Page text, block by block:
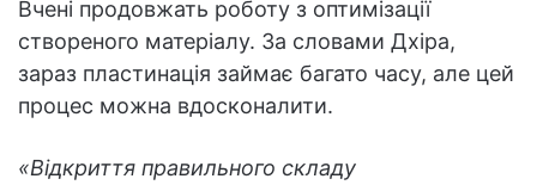
Вчені продовжать роботу з оптимізації
створеного матеріалу. За словами Дхіра,
зараз пластинація займає багато часу, але цей
процес можна вдосконалити.
«Відкриття правильного складу